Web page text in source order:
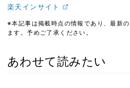
楽天インサイト
※本記事は掲載時点の情報であり、最新
ます。予めご了承ください。
あわせて読みたい